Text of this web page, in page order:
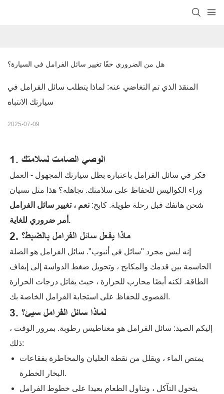
هل من الضروري حقًا تغيير سائل الفرامل في السيارة؟
المنقذ الذي تم التغاضي عنه: لماذا يتطلب سائل الفرامل في
سيارتك الانتباه
2025-07-09
1. الوصي الصامت لسلامتك
فكر في سائل الفرامل باعتباره بطل سيارتك المجهول - العمل
وراء الكواليس للحفاظ على سلامتك. تجاهله؟ هذا مثل نسيان
شحن هاتفك قبل رحلة طويلة. كابح: نعم ، تغيير سائل الفرامل
أمر ضروري للغاية.
2. ماذا يفعل سائل الفرامل بالضبط؟
إنه ليس مجرد "سائل في أنبوب". سائل الفرامل هو الصلة
الحاسمة بين قدمك والمكابح ، وتحويل ضغط الدواسة إلى إيقاف
الطاقة. لكنه أيضًا محارب للحرارة ، حيث يقاتل درجات الحرارة
القصوى للحفاظ على استجابة الفرامل الخاصة بك.
3. لماذا سائل الفرامل سيئ؟
إليكم الصيد: سائل الفرامل هو مغناطيس رطوبة. بمرور الوقت ،
ذلك:
يمتص الماء ، ويقلل من نقطة الغليان والمخاطرة بفقاعات
البخار الخطرة.
يتحول التآكل ، وتناول الطعام بعيدا على خطوط الفرامل